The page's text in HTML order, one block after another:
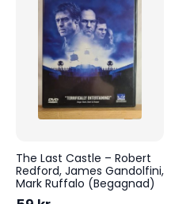
The Last Castle – Robert
Redford, James Gandolfini,
Mark Ruffalo (Begagnad)